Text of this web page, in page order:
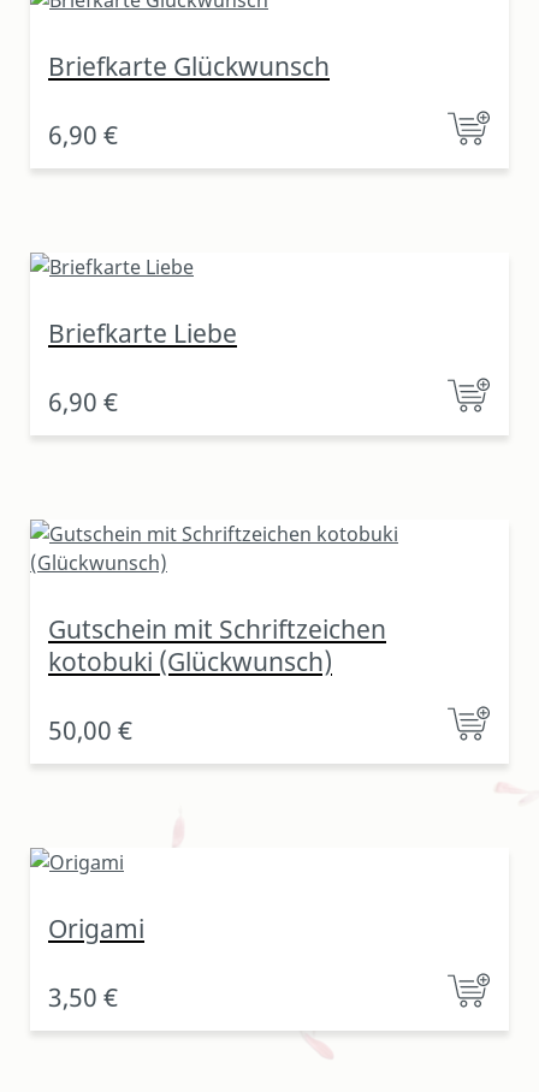
Briefkarte Glückwunsch
6,90 €
Briefkarte Liebe
6,90 €
Gutschein mit Schriftzeichen
kotobuki (Glückwunsch)
50,00 €
Origami
3,50 €